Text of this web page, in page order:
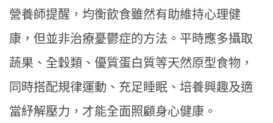
營養師提醒，均衡飲食雖然有助維持心理健
康，但並非治療憂鬱症的方法。平時應多攝取
蔬果、全穀類、優質蛋白質等天然原型食物，
同時搭配規律運動、充足睡眠、培養興趣及適
當紓解壓力，才能全面照顧身心健康。